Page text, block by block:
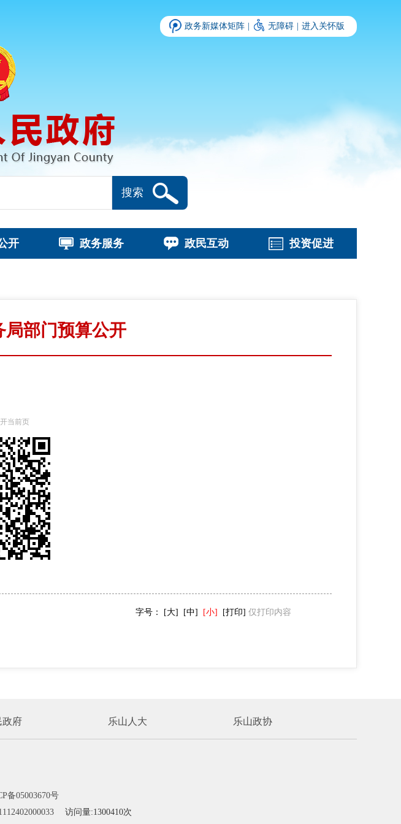
政务新媒体矩阵 无障碍 进入关怀版
搜索
开 政务服务 政民互动 投资促进
局部门预算公开
当前页
字号： [大] [中] [小] [打印] 仅打印内容
政府 乐山人大 乐山政协
备05003670号
访问量:1300410次